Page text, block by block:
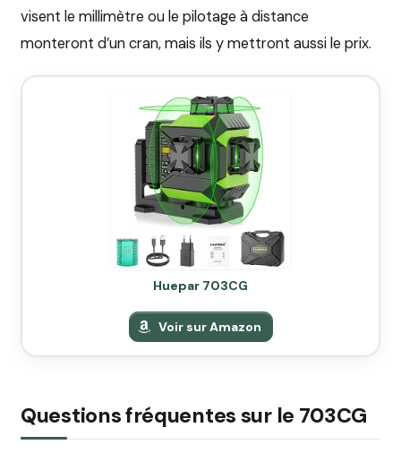
visent le millimètre ou le pilotage à distance
monteront d’un cran, mais ils y mettront aussi le prix.
Huepar 703CG
Voir sur Amazon
Questions fréquentes sur le 703CG